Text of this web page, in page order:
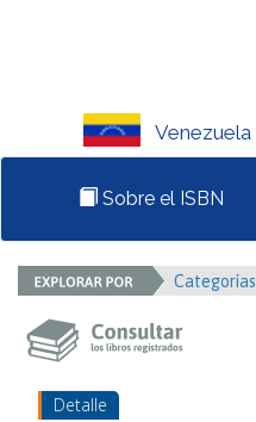
Venezuela
Sobre el ISBN
Categorías
Detalle